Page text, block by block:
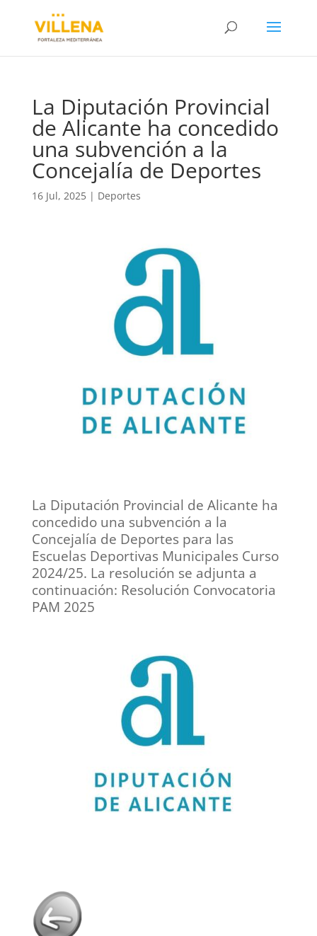
La Diputación Provincial
de Alicante ha concedido
una subvención a la
Concejalía de Deportes
16 Jul, 2025| Deportes
La Diputación Provincial de Alicante ha
concedido una subvención a la
Concejalía de Deportes para las
Escuelas Deportivas Municipales Curso
2024/25. La resolución se adjunta a
continuación: Resolución Convocatoria
PAM 2025